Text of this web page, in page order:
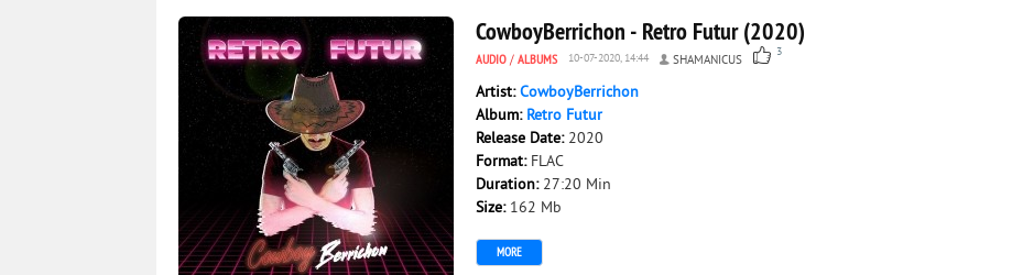
CowboyBerrichon - Retro Futur (2020)
AUDIO / ALBUMS 10-07-2020, 14:44 SHAMANICUS
3
Artist:CowboyBerrichon
Album: Retro Futur
Release Date: 2020
Format: FLAC
Duration: 27:20 Min
Size: 162 Mb
MORE